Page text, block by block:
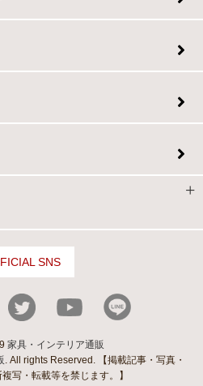
SNS
家具・インテリア通販
. All rights Reserved. 【掲載記事・写真・
写・転載等を禁じます。】